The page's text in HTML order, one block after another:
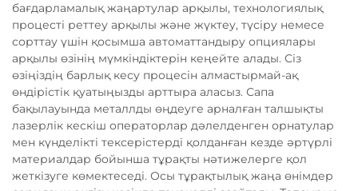
бағдарламалық жаңартулар арқылы, технологиялық
процесті реттеу арқылы және жүктеу, түсіру немесе
сорттау үшін қосымша автоматтандыру опциялары
арқылы өзінің мүмкіндіктерін кеңейте алады. Сіз
өзіңіздің барлық кесу процесін алмастырмай-ақ
өндірістік қуатыңызды арттыра аласыз. Сапа
бақылауында металлды өңдеуге арналған талшықты
лазерлік кескіш операторлар дәлелденген орнатулар
мен күнделікті тексерістерді қолданған кезде әртүрлі
материалдар бойынша тұрақты нәтижелерге қол
жеткізуге көмектеседі. Осы тұрақтылық жаңа өнімдер